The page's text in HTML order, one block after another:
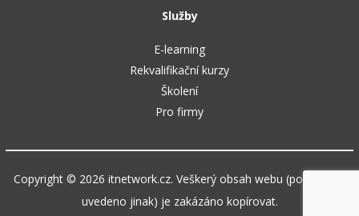
Služby
E-learning
Rekvalifikační kurzy
Školení
Pro firmy
Copyright © 2026 itnetwork.cz. Veškerý obsah webu (pokud není
uvedeno jinak) je zakázáno kopírovat.